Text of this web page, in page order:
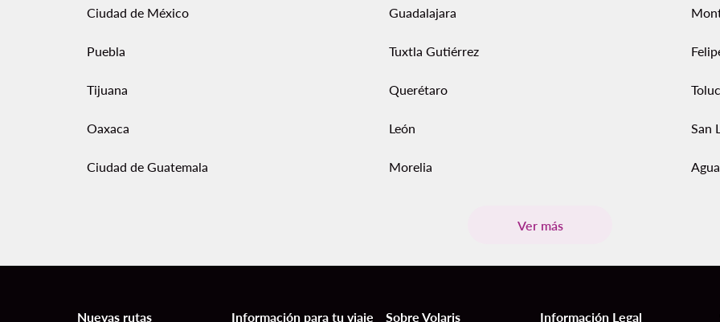
Ciudad de México Guadalajara
Puebla Tuxtla Gutiérrez
Tijuana Querétaro
Oaxaca León San
Ciudad de Guatemala Morelia
Ver más
Nuevas rutas Información para tu viaje Sobre Volaris Información Legal